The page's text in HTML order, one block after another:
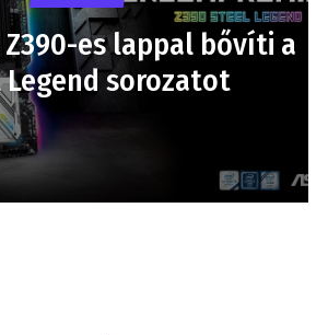
Z390-es lappal bővíti a
Legend sorozatot